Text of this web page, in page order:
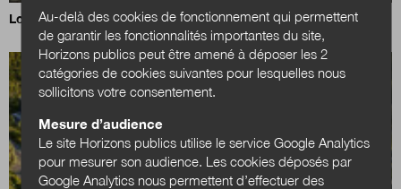
Loi Littoral : un nouvel équilibre à trouver
Au-delà des cookies de fonctionnement qui permettent
de garantir les fonctionnalités importantes du site,
Horizons publics peut être amené à déposer les 2
catégories de cookies suivantes pour lesquelles nous
sollicitons votre consentement.
Mesure d’audience
Le site Horizons publics utilise le service Google Analytics
pour mesurer son audience. Les cookies déposés par
Google Analytics nous permettent d’effectuer des